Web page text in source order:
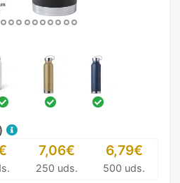
7,06€
250 uds.
6,79€
500 uds.